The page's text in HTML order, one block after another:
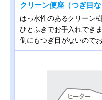
クリーン便座（つぎ目な
はっ水性のあるクリーン
ひとふきでお手入れでき
側にもつぎ目がないので